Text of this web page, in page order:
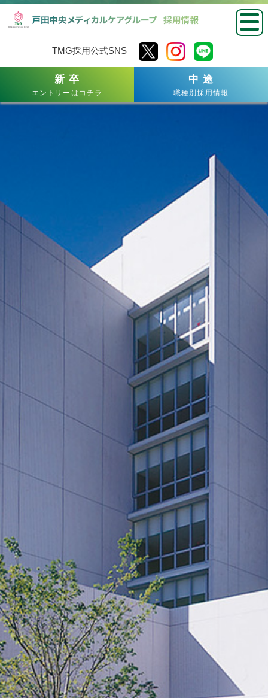
TMG採用公式SNS
新 卒
エントリーはコチラ
中 途
職種別採用情報